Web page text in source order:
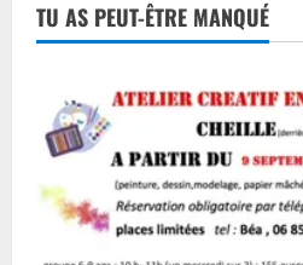
TU AS PEUT-ÊTRE MANQUÉ